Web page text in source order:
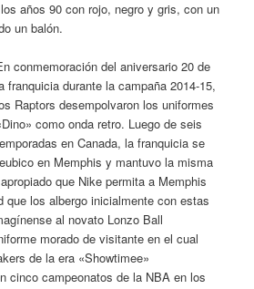
años 90 con rojo, negro y gris, con un
un balón.
conmemoración del aniversario 20 de
franquicia durante la campaña 2014-15,
Raptors desempolvaron los uniformes
como onda retro. Luego de seis
en Canada, la franquicia se
en Memphis y mantuvo la misma
que Nike permita a Memphis
que los albergo inicialmente con estas
al novato Lonzo Ball
morado de visitante en el cual
de la era «Showtimee»
cinco campeonatos de la NBA en los